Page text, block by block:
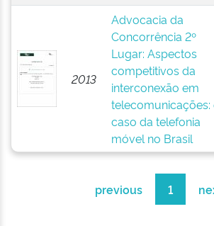
2013
Advocacia da
Concorrência 2º
Lugar: Aspectos
competitivos da
interconexão em
telecomunicações:
caso da telefonia
móvel no Brasil
previous 1